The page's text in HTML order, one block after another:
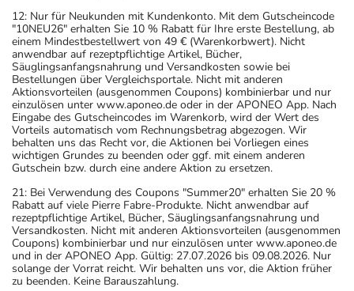
12: Nur für Neukunden mit Kundenkonto. Mit dem Gutscheincode
"10NEU26" erhalten Sie 10 % Rabatt für Ihre erste Bestellung, ab
einem Mindestbestellwert von 49 € (Warenkorbwert). Nicht
anwendbar auf rezeptpflichtige Artikel, Bücher,
Säuglingsanfangsnahrung und Versandkosten sowie bei
Bestellungen über Vergleichsportale. Nicht mit anderen
Aktionsvorteilen (ausgenommen Coupons) kombinierbar und nur
einzulösen unter www.aponeo.de oder in der APONEO App. Nach
Eingabe des Gutscheincodes im Warenkorb, wird der Wert des
Vorteils automatisch vom Rechnungsbetrag abgezogen. Wir
behalten uns das Recht vor, die Aktionen bei Vorliegen eines
wichtigen Grundes zu beenden oder ggf. mit einem anderen
Gutschein bzw. durch eine andere Aktion zu ersetzen.
21: Bei Verwendung des Coupons "Summer20" erhalten Sie 20 %
Rabatt auf viele Pierre Fabre-Produkte. Nicht anwendbar auf
rezeptpflichtige Artikel, Bücher, Säuglingsanfangsnahrung und
Versandkosten. Nicht mit anderen Aktionsvorteilen (ausgenommen
Coupons) kombinierbar und nur einzulösen unter www.aponeo.de
und in der APONEO App. Gültig: 27.07.2026 bis 09.08.2026. Nur
solange der Vorrat reicht. Wir behalten uns vor, die Aktion früher
zu beenden. Keine Barauszahlung.